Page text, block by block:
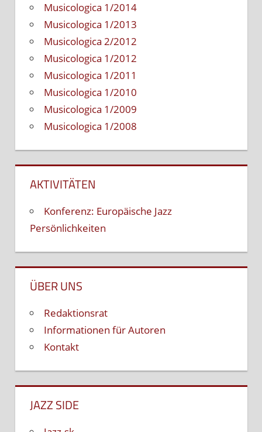
Musicologica 1/2014
Musicologica 1/2013
Musicologica 2/2012
Musicologica 1/2012
Musicologica 1/2011
Musicologica 1/2010
Musicologica 1/2009
Musicologica 1/2008
AKTIVITÄTEN
Konferenz: Europäische Jazz
Persönlichkeiten
ÜBER UNS
Redaktionsrat
Informationen für Autoren
Kontakt
JAZZ SIDE